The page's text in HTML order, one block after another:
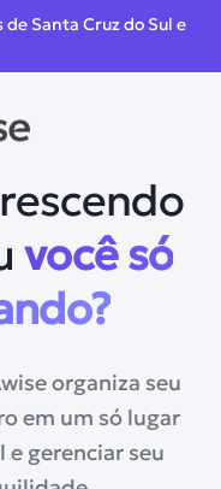
Santa Cruz do Sul e
você só
organiza seu
em um só lugar
gerenciar seu